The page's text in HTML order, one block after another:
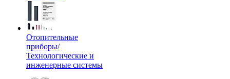
Отопительные
приборы/
Технологические и
инженерные системы